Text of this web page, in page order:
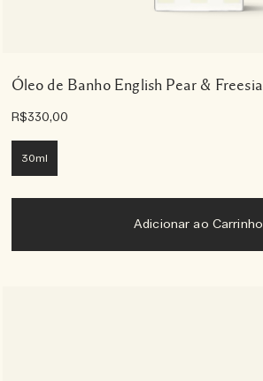
Óleo de Banho English Pear & Freesia
R$330,00
30ml
Adicionar ao Carrinho